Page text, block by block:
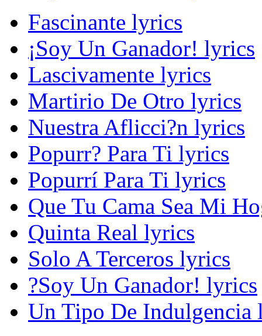
Fascinante lyrics
¡Soy Un Ganador! lyrics
Lascivamente lyrics
Martirio De Otro lyrics
Nuestra Aflicci?n lyrics
Popurr? Para Ti lyrics
Popurrí Para Ti lyrics
Que Tu Cama Sea Mi
Quinta Real lyrics
Solo A Terceros lyrics
?Soy Un Ganador! lyrics
Un Tipo De Indulgencia